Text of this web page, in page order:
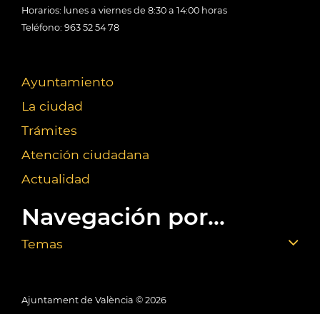
Horarios: lunes a viernes de 8:30 a 14:00 horas
Teléfono: 963 52 54 78
Ayuntamiento
La ciudad
Trámites
Atención ciudadana
Actualidad
Navegación por...
Temas
Ajuntament de València © 2026